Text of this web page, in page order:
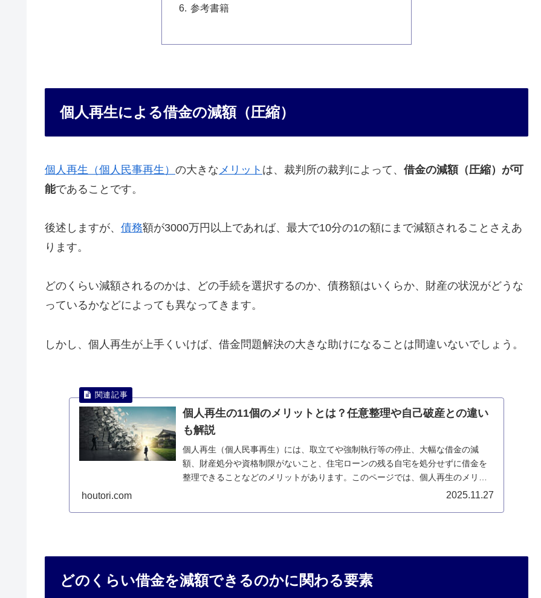
参考書籍
個人再生による借金の減額（圧縮）
個人再生（個人民事再生） の大きな メリット は、裁判所の裁判によって、 借金の減額（圧縮）が可
能であることです。
後述しますが、 債務額が3000万円以上であれば、最大で10分の1の額にまで減額されることさえあ
ります。
どのくらい減額されるのかは、どの手続を選択するのか、債務額はいくらか、財産の状況がどうな
っているかなどによっても異なってきます。
しかし、個人再生が上手くいけば、借金問題解決の大きな助けになることは間違いないでしょう。
個人再生の11個のメリットとは？任意整理や自己破産との違い
も解説
個人再生（個人民事再生）には、取立てや強制執行等の停止、大幅な借金の減
額、財産処分や資格制限がないこと、住宅ローンの残る自宅を処分せずに借金を
整理できることなどのメリットがあります。このページでは、個人再生のメリッ
houtori.com 2025.11.27
どのくらい借金を減額できるのかに関わる要素